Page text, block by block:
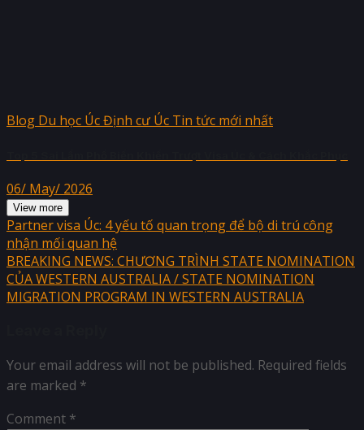
Blog Du học Úc Định cư Úc Tin tức mới nhất
06/ May/ 2026
View more
Partner visa Úc: 4 yếu tố quan trọng để bộ di trú công
nhận mối quan hệ
BREAKING NEWS: CHƯƠNG TRÌNH STATE NOMINATION
CỦA WESTERN AUSTRALIA / STATE NOMINATION
MIGRATION PROGRAM IN WESTERN AUSTRALIA
Your email address will not be published. Required fields
are marked *
Comment *